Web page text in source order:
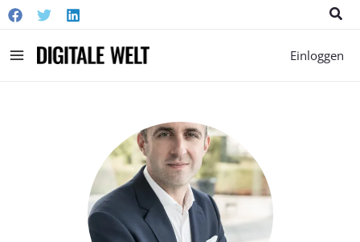
Main
Einloggen